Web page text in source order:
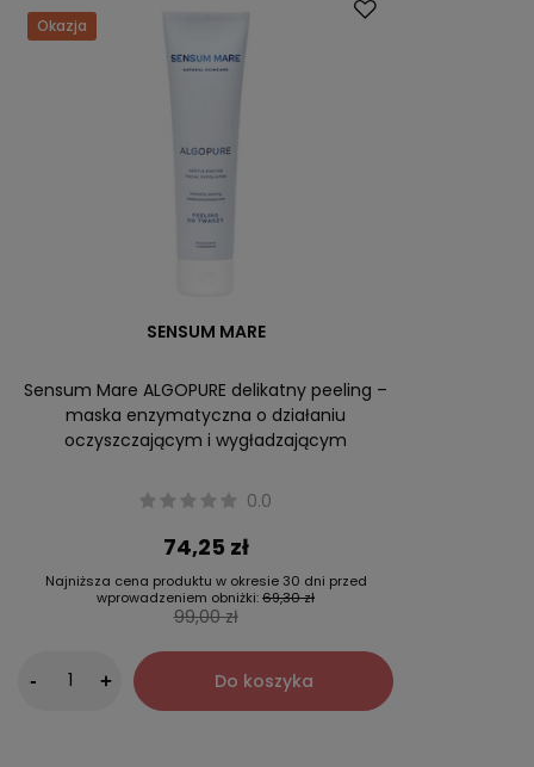
Okazja
SENSUM MARE
Sensum Mare ALGOPURE delikatny peeling –
maska enzymatyczna o działaniu
oczyszczającym i wygładzającym
0.0
74,25 zł
Najniższa cena produktu w okresie 30 dni przed
wprowadzeniem obniżki:69,30 zł
99,00 zł
- + Do koszyka